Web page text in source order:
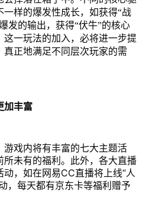
样的爆发性成长，如获得“战
发的输出，获得“伏牛”的核心
一玩法的加入，必将进一步提
正地满足不同层次玩家的需
加丰富
戏内将有丰富的七大主题活
未有的福利。此外，各大直播
，如在网易CC直播将上线“人
，每天都有京东卡等福利赠予